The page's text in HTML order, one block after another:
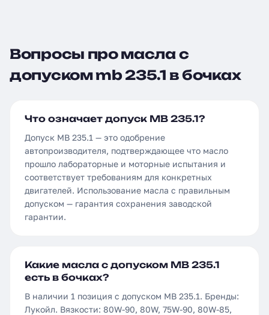
Вопросы про масла с
допуском mb 235.1 в бочках
Что означает допуск MB 235.1?
Допуск MB 235.1 — это одобрение
автопроизводителя, подтверждающее что масло
прошло лабораторные и моторные испытания и
соответствует требованиям для конкретных
двигателей. Использование масла с правильным
допуском — гарантия сохранения заводской
гарантии.
Какие масла с допуском MB 235.1
есть в бочках?
В наличии 1 позиция с допуском MB 235.1. Бренды:
Лукойл. Вязкости: 80W-90, 80W, 75W-90, 80W-85,